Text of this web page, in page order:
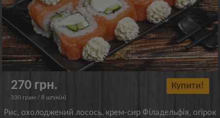
270 грн.
330 грам / 8 штук(и)
Купити!
Рис, охолоджений лосось, крем-сир Філадельфія, огірок